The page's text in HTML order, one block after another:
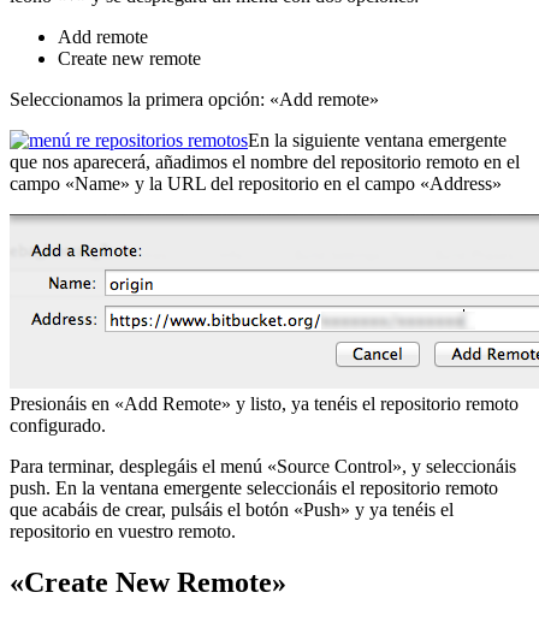
Add remote
Create new remote
Seleccionamos la primera opción: «Add remote»
En la siguiente ventana emergente
que nos aparecerá, añadimos el nombre del repositorio remoto en el
campo «Name» y la URL del repositorio en el campo «Address»
Presionáis en «Add Remote» y listo, ya tenéis el repositorio remoto
configurado.
Para terminar, desplegáis el menú «Source Control», y seleccionáis
push. En la ventana emergente seleccionáis el repositorio remoto
que acabáis de crear, pulsáis el botón «Push» y ya tenéis el
repositorio en vuestro remoto.
«Create New Remote»